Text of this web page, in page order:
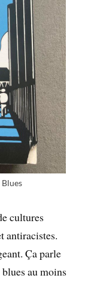
cultures
antiracistes.
Ça parle
au moins